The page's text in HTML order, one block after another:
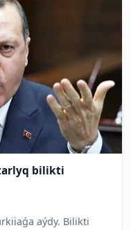
bilikti
aýdy. Bilikti